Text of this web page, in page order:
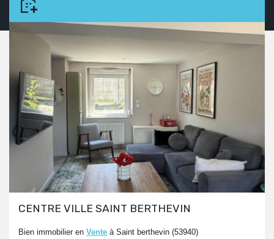
CENTRE VILLE SAINT BERTHEVIN
Bien immobilier en Vente à Saint berthevin (53940)